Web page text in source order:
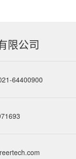
限公司
64400900